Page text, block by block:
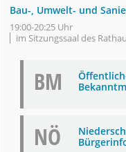
Bau-, Umwelt- und
19:00-20:25 Uhr
im Sitzungssaal des
BM
NÖ